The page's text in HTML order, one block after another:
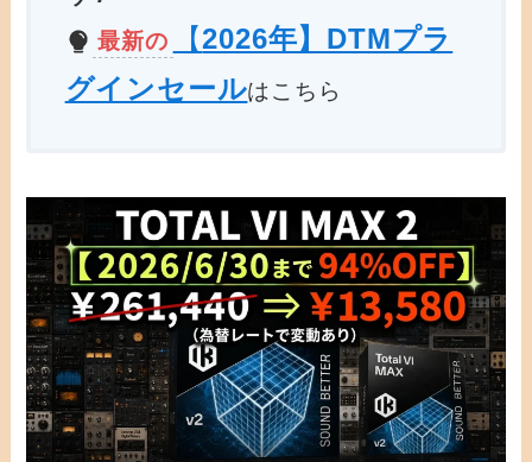
最新の
【2026年】DTMプラ
グインセールはこちら